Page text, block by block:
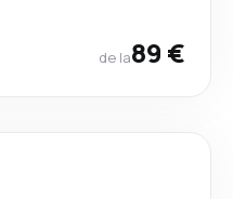
de la89 €